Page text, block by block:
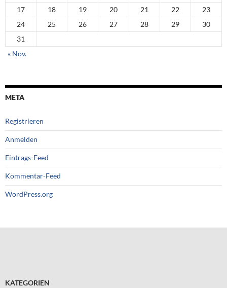
17
18 19 20 21 22
23
24
25 26 27 28 29
30
31
« Nov.
META
Registrieren
Anmelden
Eintrags-Feed
Kommentar-Feed
WordPress.org
KATEGORIEN